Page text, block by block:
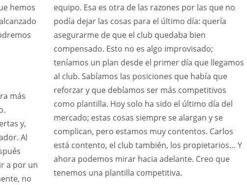
DEN
20
NE
16
OAK
19
NYG
24
MIA
17
hemos
más
y,
Al
a por un
no
equipo. Esa es otra de las razones por las que no
podía dejar las cosas para el último día: quería
asegurarme de que el club quedaba bien
compensado. Esto no es algo improvisado;
teníamos un plan desde el primer día que llegamos
al club. Sabíamos las posiciones que había que
reforzar y que debíamos ser más competitivos
como plantilla. Hoy solo ha sido el último día del
mercado; estas cosas siempre se alargan y se
complican, pero estamos muy contentos. Carlos
está contento, el club también, los propietarios… Y
ahora podemos mirar hacia adelante. Creo que
tenemos una plantilla competitiva.